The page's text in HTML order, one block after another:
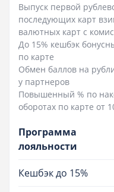
Выпуск первой
последующих карт
валютных карт с
До 15% кешбэк
по карте
Обмен баллов на
у партнеров
Повышенный % по
оборотах по карте от
Программа
лояльности
Кешбэк до 15%